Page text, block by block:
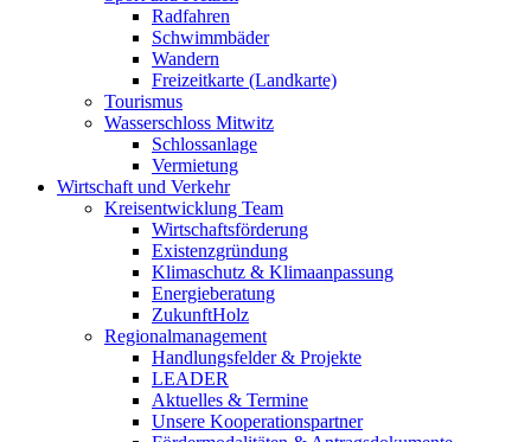
Radfahren
Schwimmbäder
Wandern
Freizeitkarte (Landkarte)
Tourismus
Wasserschloss Mitwitz
Schlossanlage
Vermietung
Wirtschaft und Verkehr
Kreisentwicklung Team
Wirtschaftsförderung
Existenzgründung
Klimaschutz & Klimaanpassung
Energieberatung
ZukunftHolz
Regionalmanagement
Handlungsfelder & Projekte
LEADER
Aktuelles & Termine
Unsere Kooperationspartner